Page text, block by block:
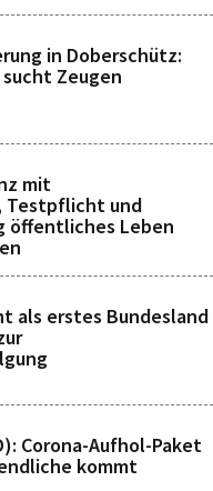
in Doberschütz:
Zeugen
mit
Testpflicht und
öffentliches Leben
als erstes Bundesland
Corona-Aufhol-Paket
kommt